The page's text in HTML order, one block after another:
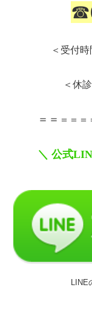
☎
＜受付時
＜休
＝＝ ＝＝
＼ 公式